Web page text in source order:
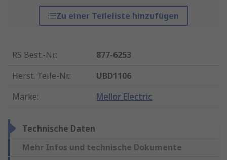
Zu einer Teileliste hinzufügen
RS Best.-Nr.:
877-6253
Herst. Teile-Nr.:
UBD1106
Marke: Mellor Electric
Technische Daten
Mehr Infos und technische Dokumente